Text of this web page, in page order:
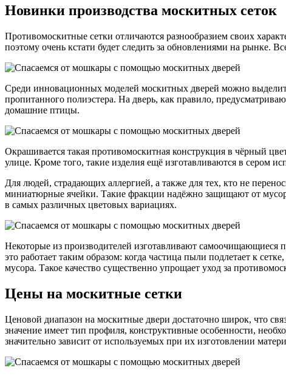
Новинки производства москитных сеток
Противомоскитные сетки отличаются разнообразием своих
поэтому очень кстати будет следить за обновлениями на рынке.
Среди инновационных моделей москитных дверей можно
пропитанного полиэстера. На дверь, как правило,
домашние птицы.
Окрашивается такая противомоскитная конструкция в чёрный
улице. Кроме того, такие изделия ещё изготавливаются в сером
Для людей, страдающих аллергией, а также для тех, кто не
миниатюрные ячейки. Такие фракции надёжно защищают от
в самых различных цветовых вариациях.
Некоторые из производителей изготавливают самоочищающиеся
это работает таким образом: когда частица пыли подлетает к
мусора. Такое качество существенно упрощает уход за
Цены на москитные сетки
Ценовой диапазон на москитные двери достаточно широк, что
значение имеет тип профиля, конструктивные особенности,
значительно зависит от используемых при их изготовлении